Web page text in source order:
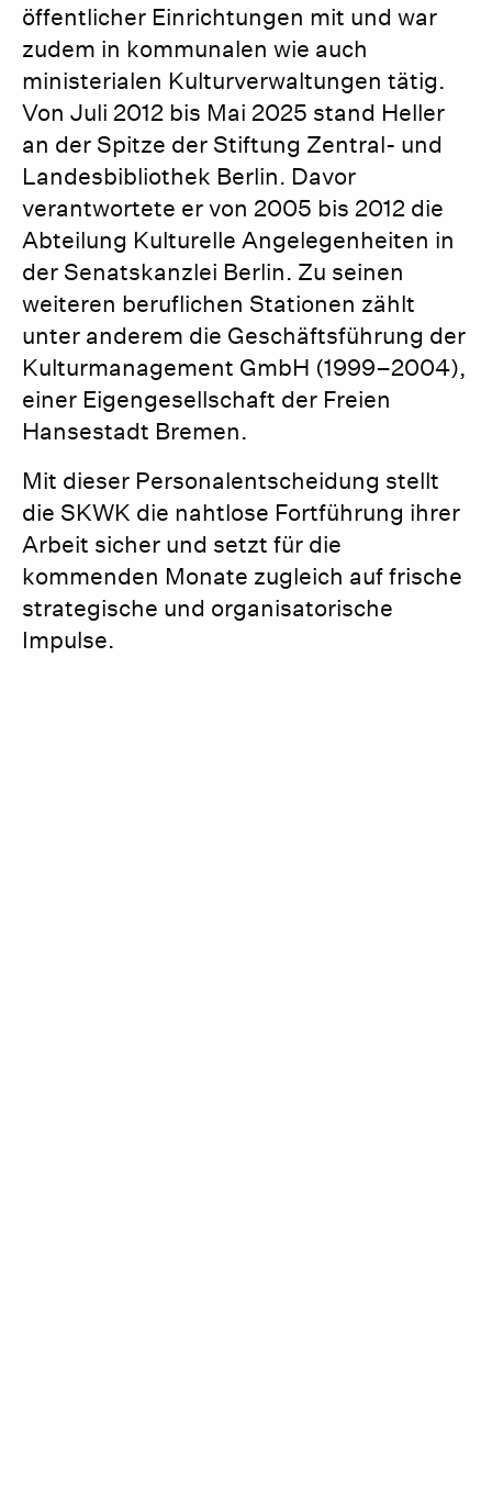
öffentlicher Einrichtungen mit und war
zudem in kommunalen wie auch
ministerialen Kulturverwaltungen tätig.
Von Juli 2012 bis Mai 2025 stand Heller
an der Spitze der Stiftung Zentral- und
Landesbibliothek Berlin. Davor
verantwortete er von 2005 bis 2012 die
Abteilung Kulturelle Angelegenheiten in
der Senatskanzlei Berlin. Zu seinen
weiteren beruflichen Stationen zählt
unter anderem die Geschäftsführung der
Kulturmanagement GmbH (1999–2004),
einer Eigengesellschaft der Freien
Hansestadt Bremen.
Mit dieser Personalentscheidung stellt
die SKWK die nahtlose Fortführung ihrer
Arbeit sicher und setzt für die
kommenden Monate zugleich auf frische
strategische und organisatorische
Impulse.